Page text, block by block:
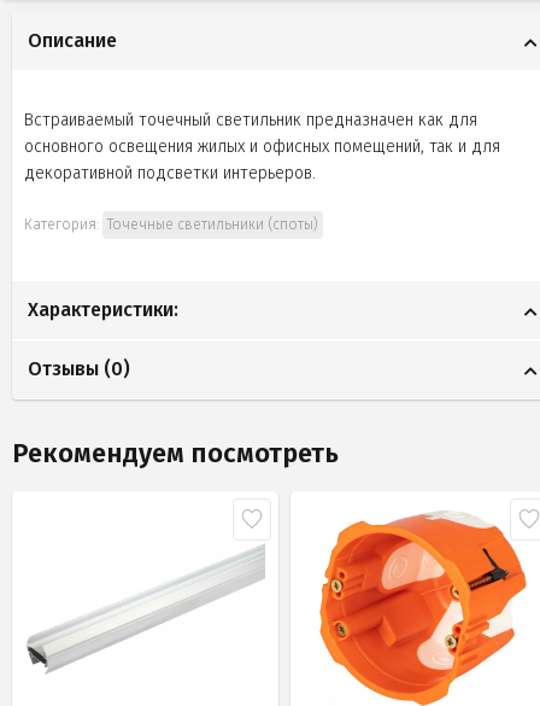
Описание
Встраиваемый точечный светильник предназначен как для
основного освещения жилых и офисных помещений, так и для
декоративной подсветки интерьеров.
Категория: Точечные светильники (споты)
Характеристики:
Отзывы (0)
Рекомендуем посмотреть